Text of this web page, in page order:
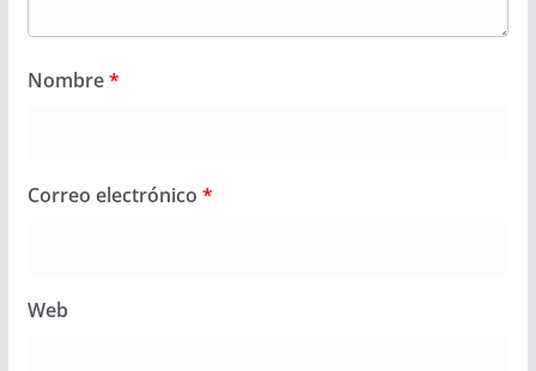
Nombre*
Correo electrónico *
Web